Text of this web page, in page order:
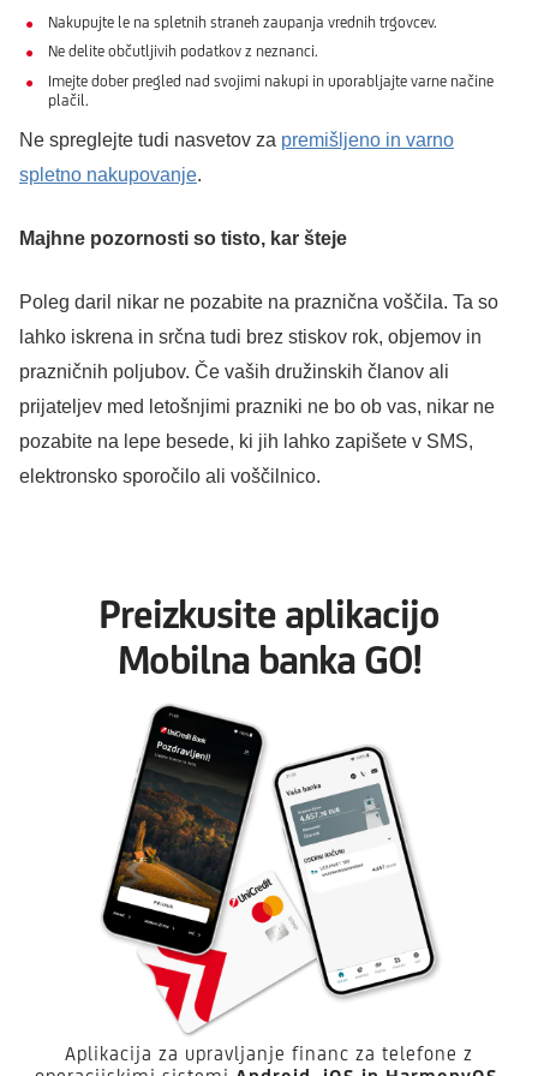
Nakupujte le na spletnih straneh zaupanja vrednih trgovcev.
Ne delite občutljivih podatkov z neznanci.
Imejte dober pregled nad svojimi nakupi in uporabljajte varne načine
plačil.
Ne spreglejte tudi nasvetov za premišljeno in varno
spletno nakupovanje.
Majhne pozornosti so tisto, kar šteje
Poleg daril nikar ne pozabite na praznična voščila. Ta so
lahko iskrena in srčna tudi brez stiskov rok, objemov in
prazničnih poljubov. Če vaših družinskih članov ali
prijateljev med letošnjimi prazniki ne bo ob vas, nikar ne
pozabite na lepe besede, ki jih lahko zapišete v SMS,
elektronsko sporočilo ali voščilnico.
Preizkusite aplikacijo
Mobilna banka GO!
Aplikacija za upravljanje financ za telefone z